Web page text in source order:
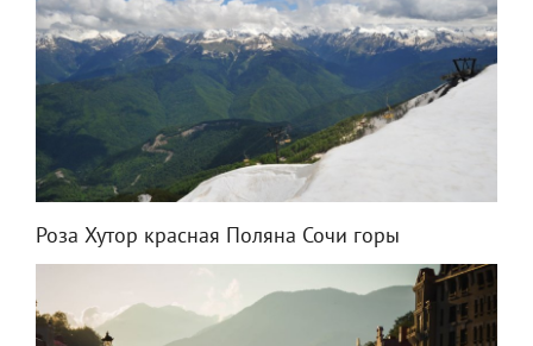
Роза Хутор красная Поляна Сочи горы